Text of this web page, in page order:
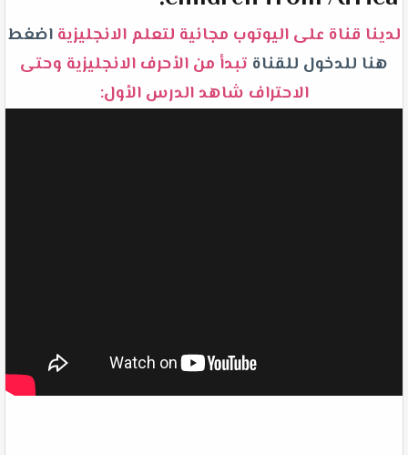
لدينا قناة على اليوتوب مجانية لتعلم الانجليزيةاضغط
هنا للدخول للقناة تبدأ من الأحرف الانجليزية وحتى
الاحتراف شاهد الدرس الأول: